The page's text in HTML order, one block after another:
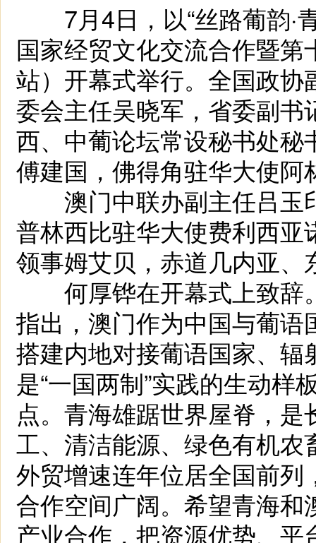
7月4日，以“丝路葡韵·
国家经贸文化交流合作暨
站）开幕式举行。全国政
委会主任吴晓军，省委副
西、中葡论坛常设秘书处
傅建国，佛得角驻华大使阿
澳门中联办副主任吕玉
普林西比驻华大使费利西亚
领事姆艾贝，赤道几内亚
何厚铧在开幕式上致辞
指出，澳门作为中国与葡
搭建内地对接葡语国家、
是“一国两制”实践的生动样
点。青海雄踞世界屋脊，
工、清洁能源、绿色有机
外贸增速连年位居全国前
合作空间广阔。希望青海
产业合作，把资源优势、